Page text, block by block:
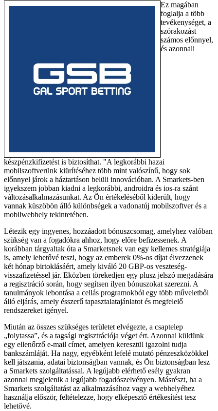
Ez magában
foglalja a több
tevékenységet, a
szórakozást
számos előnnyel,
és azonnali
készpénzkifizetést is biztosíthat. "A legkorábbi hazai
mobilszoftverünk kiürítéséhez több mint valószínű, hogy sok
előnnyel járok a háztartáson belüli innovációban. A Smarkets-ben
igyekszem jobban kiadni a legkorábbi, androidra és ios-ra szánt
változásalkalmazásunkat. Az Ön értékeléséből kiderült, hogy
vannak küszöbön álló különbségek a vadonatúj mobilszoftver és a
mobilwebhely tekintetében.
Létezik egy ingyenes, hozzáadott bónuszcsomag, amelyhez valóban
szükség van a fogadókra ahhoz, hogy előre befizessenek. A
korábban tárgyaltak óta a Smarketsnek van egy kellemes stratégiája
is, amely lehetővé teszi, hogy az emberek 0%-os díjat élvezzenek
két hónap birtoklásáért, amely kiváló 20 GBP-os veszteség-
visszafizetéssel jár. Eközben törekedjen egy plusz jelszó megadására
a regisztráció során, hogy segítsen ilyen bónuszokat szerezni. A
tanulmányok lebontása a cellás programokból egy több műveletből
álló eljárás, amely ésszerű tapasztalatajánlatot és megfelelő
rendszereket igényel.
Miután az összes szükséges területet elvégezte, a csaptelep
„folytassa”, és a tagsági regisztrációja véget ért. Azonnal küldünk
egy ellenőrző e-mail címet, amelyen keresztül igazolni tudja
bankszámláját. Ha nagy, egyébként lefelé mutató pénzeszközökkel
kell játszania, adatai biztonságban vannak, és Ön biztonságban lesz
a Smarkets szolgáltatással. A legújabb elérhető esély gyakran
azonnal megjelenik a legújabb fogadószelvényen. Másrészt, ha a
Smarkets szolgáltatást az alkalmazásához vagy a webhelyéhez
használja először, feltételezze, hogy elképesztő értékesítést tesz
lehetővé.